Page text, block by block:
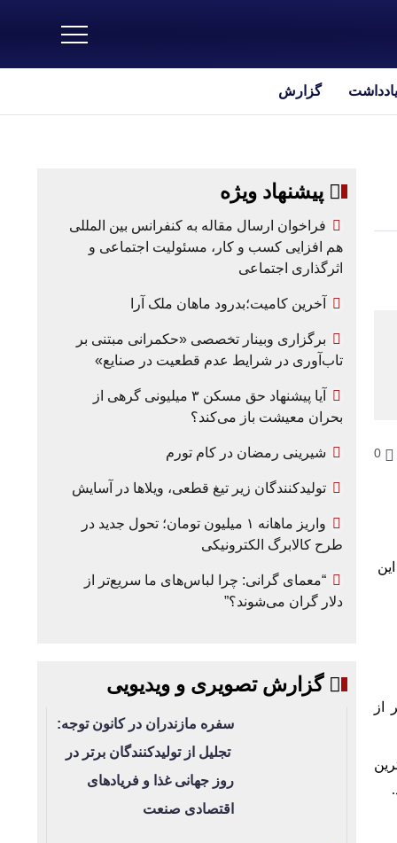
گزارش
0
از
پیشنهاد ویژه
فراخوان ارسال مقاله به کنفرانس بین المللی
هم افزایی کسب و کار، مسئولیت اجتماعی و
اثرگذاری اجتماعی
آخرین کامیت؛بدرود ماهان ملک آرا
برگزاری وبینار تخصصی «حکمرانی مبتنی بر
تاب‌آوری در شرایط عدم قطعیت در صنایع»
آیا پیشنهاد حق مسکن ۳ میلیونی گرهی از
بحران معیشت باز می‌کند؟
شیرینی رمضان در کام تورم
تولیدکنندگان زیر تیغ قطعی، ویلاها در آسایش
واریز ماهانه ۱ میلیون تومان؛ تحول جدید در
طرح کالابرگ الکترونیکی
“معمای گرانی: چرا لباس‌های ما سریع‌تر از
دلار گران می‌شوند؟”
گزارش تصویری و ویدیویی
سفره مازندران در کانون توجه:
تجلیل از تولیدکنندگان برتر در
روز جهانی غذا و فریادهای
اقتصادی صنعت